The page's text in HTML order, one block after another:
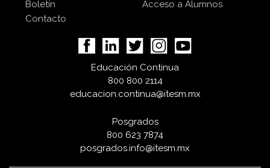
Boletín
Contacto
Acceso a Alumnos
Educación Continua
800 800 2114
educacion.continua@itesm.mx
Posgrados
800 623 7874
posgrados.info@itesm.mx